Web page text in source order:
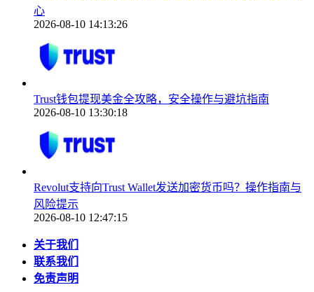
心
2026-08-10 14:13:26
Trust钱包提现美金全攻略，安全操作与避坑指南
2026-08-10 13:30:18
Revolut支持向Trust Wallet发送加密货币吗？操作指南与
风险提示
2026-08-10 12:47:15
关于我们
联系我们
免责声明